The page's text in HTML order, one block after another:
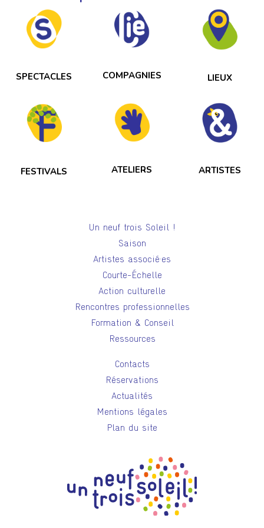
création Sous-venances en juillet 2019 au festival
OFF d’Avignon et en septembre 2019 à Biarritz au
Festival Le Temps d’Aimer la Danse.
SPECTACLES COMPAGNIES LIEUX
FESTIVALS ATELIERS ARTISTES
Un neuf trois Soleil !
Saison
Artistes associé·es
Courte-Échelle
Action culturelle
Rencontres professionnelles
Formation & Conseil
Ressources
Contacts
Réservations
Actualités
Mentions légales
Plan du site